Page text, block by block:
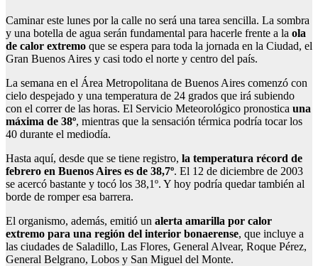
Caminar este lunes por la calle no será una tarea sencilla. La sombra
y una botella de agua serán fundamental para hacerle frente a la ola
de calor extremo que se espera para toda la jornada en la Ciudad, el
Gran Buenos Aires y casi todo el norte y centro del país.
La semana en el Área Metropolitana de Buenos Aires comenzó con
cielo despejado y una temperatura de 24 grados que irá subiendo
con el correr de las horas. El Servicio Meteorológico pronostica una
máxima de 38º, mientras que la sensación térmica podría tocar los
40 durante el mediodía.
Hasta aquí, desde que se tiene registro, la temperatura récord de
febrero en Buenos Aires es de 38,7º. El 12 de diciembre de 2003
se acercó bastante y tocó los 38,1º. Y hoy podría quedar también al
borde de romper esa barrera.
El organismo, además, emitió un alerta amarilla por calor
extremo para una región del interior bonaerense, que incluye a
las ciudades de Saladillo, Las Flores, General Alvear, Roque Pérez,
General Belgrano, Lobos y San Miguel del Monte.